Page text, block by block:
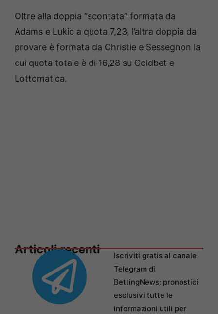
Oltre alla doppia “scontata” formata da
Adams e Lukic a quota 7,23, l’altra doppia da
provare è formata da Christie e Sessegnon la
cui quota totale è di 16,28 su Goldbet e
Lottomatica.
Articoli recenti
Iscriviti gratis al canale
Telegram di
BettingNews: pronostici
esclusivi tutte le
informazioni utili per